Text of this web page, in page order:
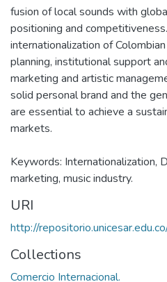
fusion of local sounds with
positioning and
internationalization of
planning, institutional support
marketing and artistic
solid personal brand and the
are essential to achieve a
markets.
Keywords: Internationalization,
marketing, music industry.
URI
http://
Collections
Comercio Internacional.